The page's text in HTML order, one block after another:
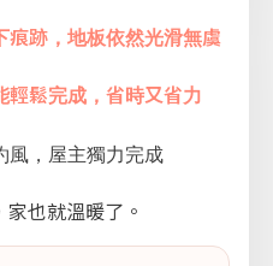
跡，地板依然光滑無虞
鬆完成，省時又省力
風，屋主獨力完成
也就溫暖了。